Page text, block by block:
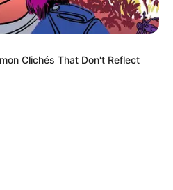
TURBAY
CARTAGENA
Clichés That Don't Reflect